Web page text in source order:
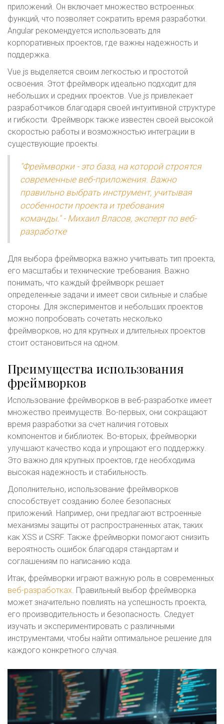
приложений. Он включает множество встроенных
функций, что позволяет сократить время разработки.
Angular рекомендуется использовать для
корпоративных проектов, где важны надежность и
поддержка.
Vue.js выделяется своим легкостью и простотой
освоения. Этот фреймворк идеально подходит для
небольших и средних проектов. Vue.js привлекает
разработчиков благодаря своей интуитивной структуре
и гибкости. Фреймворк также известен своей высокой
скоростью работы и возможностью интеграции в
существующие проекты.
"Фреймворки - это база, на которой строятся
современные веб-приложения. Важно
правильно выбрать инструмент, учитывая
особенности проекта и требования
команды." - Михаил Власов, эксперт по веб-
разработке
Для выбора фреймворка важно учитывать тип проекта,
его масштабы и технические требования. Важно
понимать, что каждый фреймворк решает
определенные задачи и имеет свои сильные и слабые
стороны. Для экспериментов и небольших проектов
можно попробовать сочетать несколько
фреймворков, но для крупных и длительных проектов
стоит остановиться на одном.
Преимущества использования
фреймворков
Использование фреймворков в веб-разработке имеет
множество преимуществ. Во-первых, они сокращают
время разработки за счет наличия готовых
компонентов и библиотек. Во-вторых, фреймворки
улучшают качество кода и упрощают его поддержку.
Это важно для крупных проектов, где необходима
высокая надежность и стабильность.
Дополнительно, использование фреймворков
способствует созданию более безопасных
приложений. Например, они предлагают встроенные
механизмы защиты от распространенных атак, таких
как XSS и CSRF. Также фреймворки помогают снизить
вероятность ошибок благодаря стандартам и
соглашениям по написанию кода.
Итак, фреймворки играют важную роль в современных
веб-разработках. Правильный выбор фреймворка
может значительно повлиять на успешность проекта,
его производительность и безопасность. Следует
изучать и экспериментировать с различными
инструментами, чтобы найти оптимальное решение для
каждого конкретного случая.